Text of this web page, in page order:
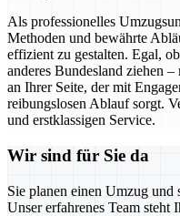
Als professionelles
Methoden und bewährte
effizient zu gestalten. Egal,
anderes Bundesland ziehen
an Ihrer Seite, der mit
reibungslosen Ablauf sorgt.
und erstklassigen Service.
Wir sind für Sie da
Sie planen einen Umzug und
Unser erfahrenes Team steht